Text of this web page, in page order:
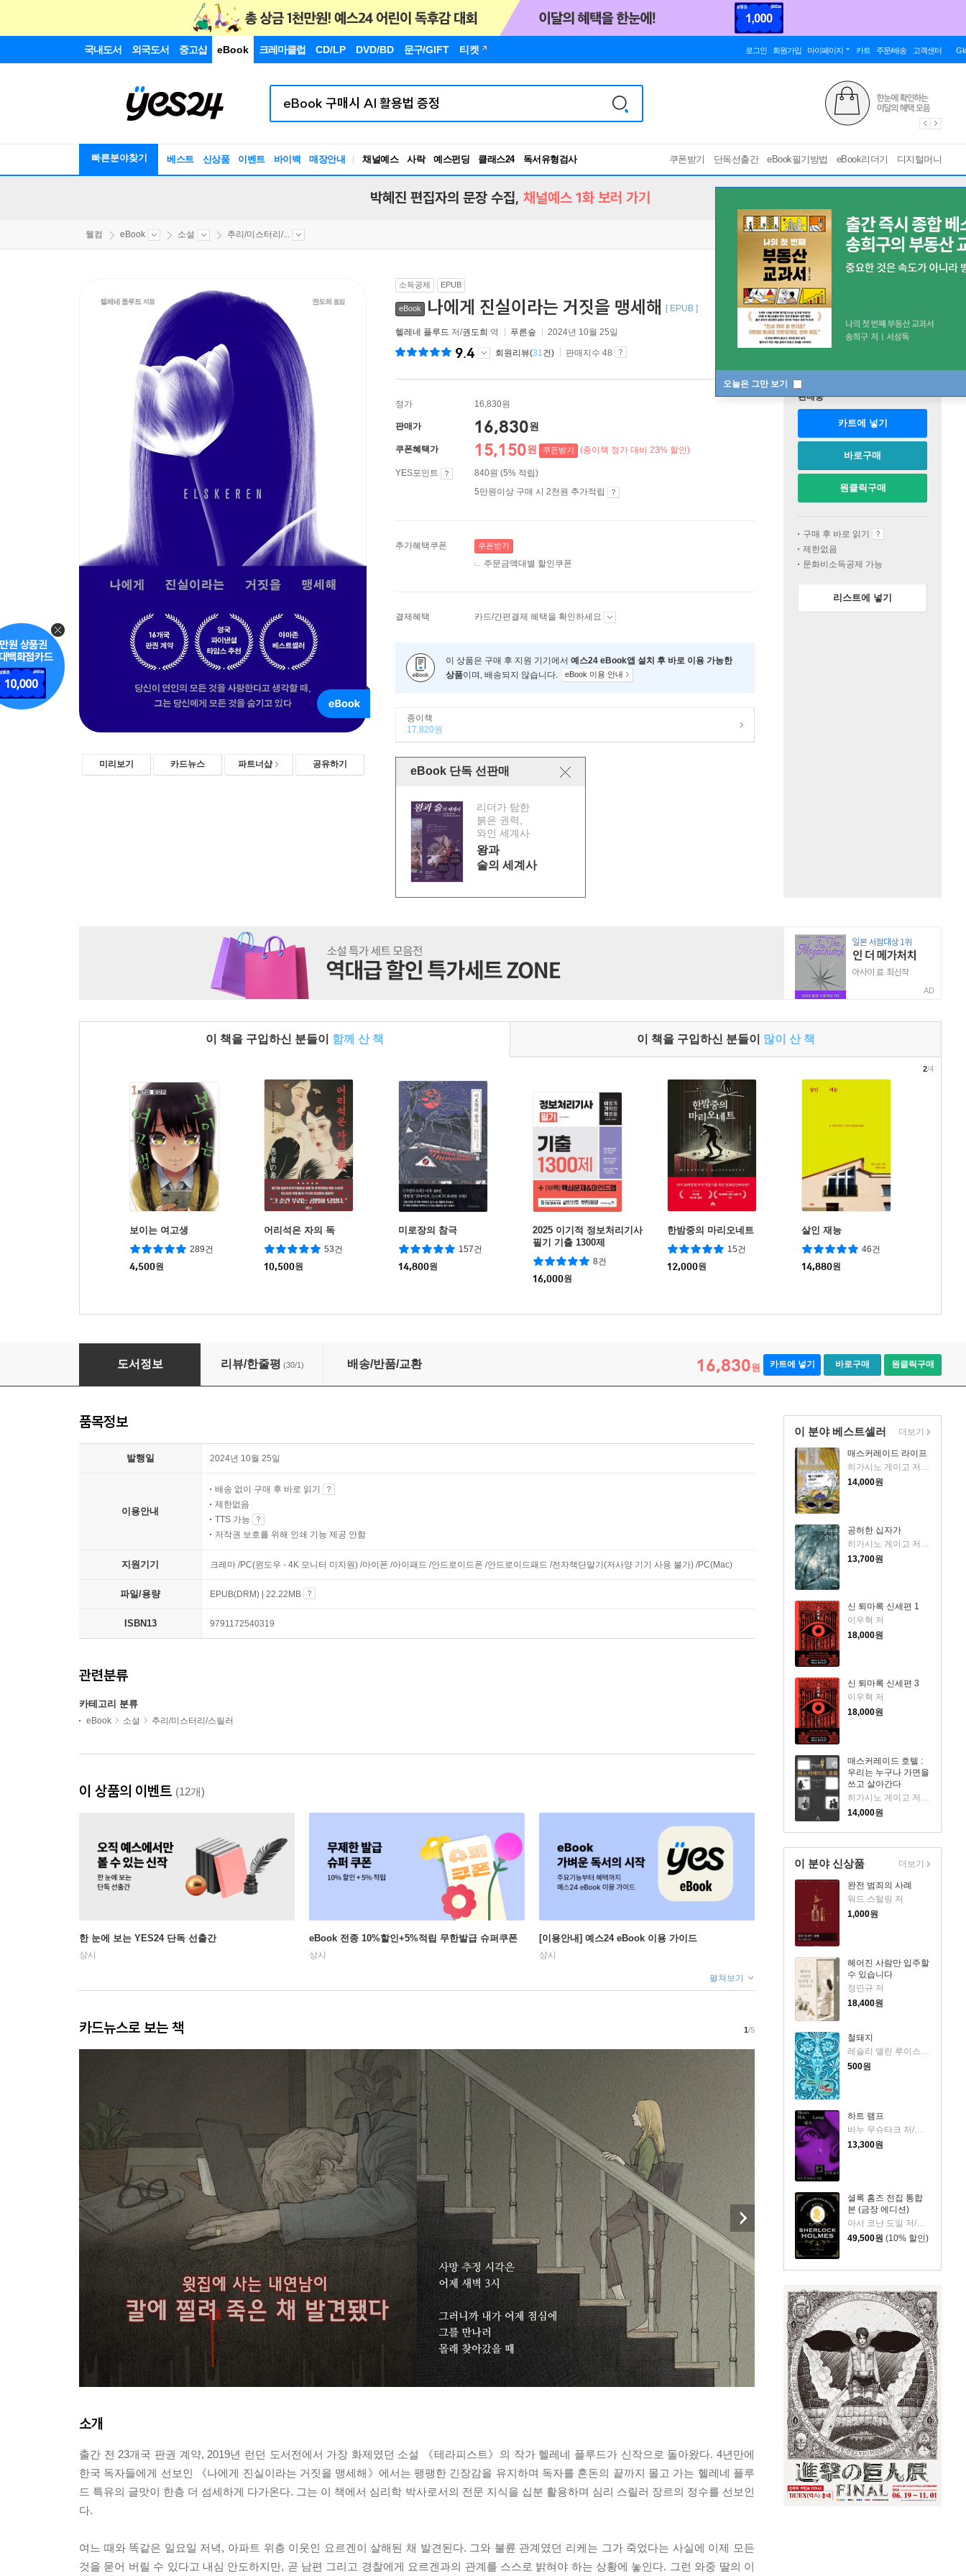
국내도서 외국도서 중고샵 eBook 크레마클럽 CD/LP DVD/BD 문구/GIFT 티켓 로그인 회원가입 마이페이지 카트 주문/배송 고객센터
빠른분야찾기 베스트 신상품 이벤트 바이백 매장안내 채널예스 사락 예스펀딩 클래스24
독서유형검사
RBTI Lab
쿠폰받기 단독선출간 eBook필기방법 eBook리더기 디지털머니
오늘은 그만 보기
박혜진 편집자의 문장 수집, 채널예스 1화 보러 가기
웰컴 eBook 소설 추리/미스터리/...
미리보기 카드뉴스 파트너샵 공유하기
소득공제 EPUB
eBook 나에게 진실이라는 거짓을 맹세해 [ EPUB ]
헬레네 플루드 저/권도희 역 푸른숲 2024년 10월 25일
9.4 회원리뷰(31건) 판매지수 48
정가 16,830원
판매가 16,830원
쿠폰혜택가 15,150원 쿠폰받기 (종이책 정가 대비 23% 할인)
YES포인트
840원 (5% 적립)
5만원이상 구매 시 2천원 추가적립
추가혜택쿠폰 쿠폰받기
주문금액대별 할인쿠폰
결제혜택 카드/간편결제 혜택을 확인하세요
이 상품은 구매 후 지원 기기에서 예스24 eBook앱 설치 후 바로 이용 가능한
상품이며, 배송되지 않습니다. eBook 이용 안내
종이책
17,820원
eBook 단독 선판매
리더가 탐한
붉은 권력,
와인 세계사
왕과
술의 세계사
판매중
카트에 넣기
바로구매
원클릭구매
구매 후 바로 읽기
제한없음
문화비소득공제 가능
리스트에 넣기
AD
이 책을 구입하신 분들이 함께 산 책 이 책을 구입하신 분들이 많이 산 책
보이는 여고생
289건
4,500원
어리석은 자의 독
53건
10,500원
미로장의 참극
157건
14,800원
2025 이기적 정보처리기사
필기 기출 1300제
8건
16,000원
한밤중의 마리오네트
15건
12,000원
살인 재능
46건
14,880원
2/4
나에게 진실이라는 거짓을 맹세해
도서정보 리뷰/한줄평 (30/1) 배송/반품/교환 16,830원 카트에 넣기 바로구매 원클릭구매
이 분야 베스트셀러
매스커레이드 라이프
히가시노 게이고 저/김은모 역
14,000원
공허한 십자가
히가시노 게이고 저/이선희 역
13,700원
신 퇴마록 신세편 1
이우혁 저
18,000원
신 퇴마록 신세편 3
이우혁 저
18,000원
매스커레이드 호텔 :
우리는 누구나 가면을
쓰고 살아간다
히가시노 게이고 저/양윤옥 역
14,000원
더보기
이 분야 신상품
완전 범죄의 사례
워드 스털링 저
1,000원
헤어진 사람만 입주할
수 있습니다
정민규 저
18,400원
철돼지
레슬리 앨린 루이스 저
500원
하트 램프
바누 무슈타크 저/김석희 역
13,300원
셜록 홈즈 전집 통합
본 (금장 에디션)
49,500원 (10% 할인)
더보기
품목정보
발행일 2024년 10월 25일
이용안내
배송 없이 구매 후 바로 읽기
제한없음
TTS 가능
저작권 보호를 위해 인쇄 기능 제공 안함
지원기기 크레마 /PC(윈도우 - 4K 모니터 미지원) /아이폰 /아이패드 /안드로이드폰 /안드로이드패드 /전자책단말기(저사양 기기 사용 불가) /PC(Mac)
파일/용량 EPUB(DRM) | 22.22MB
ISBN13 9791172540319
관련분류
카테고리 분류
eBook 소설 추리/미스터리/스릴러
이 상품의 이벤트 (12개)
한 눈에 보는 YES24 단독 선출간
상시
eBook 전종 10%할인+5%적립 무한발급 슈퍼쿠폰
상시
[이용안내] 예스24 eBook 이용 가이드
상시
펼쳐보기
카드뉴스로 보는 책 1/5
소개
출간 전 23개국 판권 계약, 2019년 런던 도서전에서 가장 화제였던 소설 《테라피스트》의 작가 헬레네 플루드가 신작으로 돌아왔다. 4년만에
한국 독자들에게 선보인 《나에게 진실이라는 거짓을 맹세해》에서는 팽팽한 긴장감을 유지하며 독자를 혼돈의 끝까지 몰고 가는 헬레네 플루
드 특유의 글맛이 한층 더 섬세하게 다가온다. 그는 이 책에서 심리학 박사로서의 전문 지식을 십분 활용하며 심리 스릴러 장르의 정수를 선보인
다.
여느 때와 똑같은 일요일 저녁, 아파트 위층 이웃인 요르겐이 살해된 채 발견된다. 그와 불륜 관계였던 리케는 그가 죽었다는 사실에 이제 모든
것을 묻어 버릴 수 있다고 내심 안도하지만, 곧 남편 그리고 경찰에게 요르겐과의 관계를 스스로 밝혀야 하는 상황에 놓인다. 그런 와중 딸의 이